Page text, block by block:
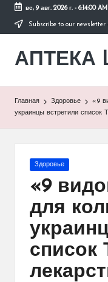
Перейти
содержимому
вс, 9 авг. 2026 г.- 6:14:00 AM
Subscribe to our
АПТЕКА
сайт
Главная Здоровье
«9
украинцы встретили список
Опубликовано
Здоровье
«9
для
список